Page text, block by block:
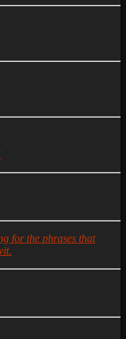
for the phrases that